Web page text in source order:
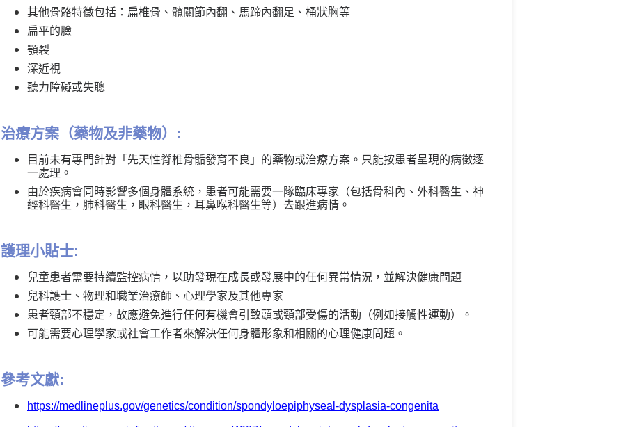
其他骨骼特徵包括：扁椎骨、髖關節內翻、馬蹄內翻足、桶狀胸等
扁平的臉
顎裂
深近視
聽力障礙或失聰
治療方案（藥物及非藥物）:
目前未有專門針對「先天性脊椎骨骺發育不良」的藥物或治療方案。只能按患者呈現的病徵逐
一處理。
由於疾病會同時影響多個身體系統，患者可能需要一隊臨床專家（包括骨科內、外科醫生、神
經科醫生，肺科醫生，眼科醫生，耳鼻喉科醫生等）去跟進病情。
護理小貼士:
兒童患者需要持續監控病情，以助發現在成長或發展中的任何異常情況，並解決健康問題
兒科護士、物理和職業治療師、心理學家及其他專家
患者頸部不穩定，故應避免進行任何有機會引致頭或頸部受傷的活動（例如接觸性運動）。
可能需要心理學家或社會工作者來解決任何身體形象和相關的心理健康問題。
參考文獻:
https://medlineplus.gov/genetics/condition/spondyloepiphyseal-dysplasia-congenita